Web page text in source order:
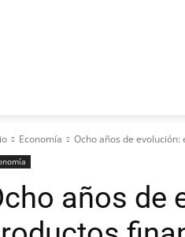
Economía Ocho años de
años de